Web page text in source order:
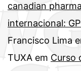
canadian
internacional:
Francisco Lima
TUXA em Curso